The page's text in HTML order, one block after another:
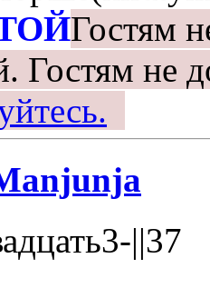
Гостям
Гостям не
||37